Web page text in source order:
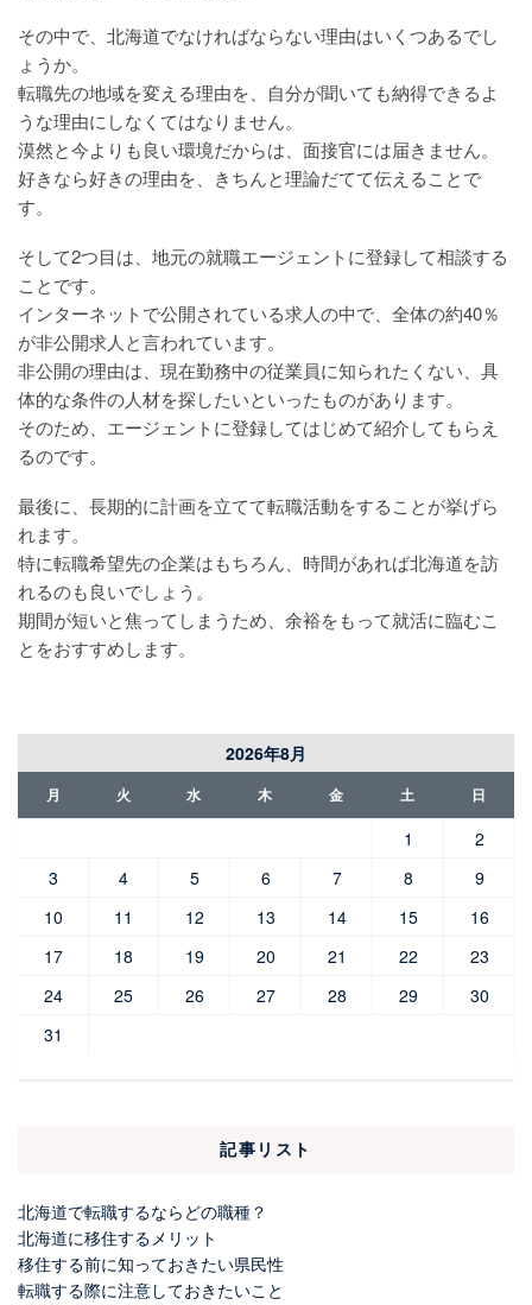
その中で、北海道でなければならない理由はいくつあるでし
ょうか。
転職先の地域を変える理由を、自分が聞いても納得できるよ
うな理由にしなくてはなりません。
漠然と今よりも良い環境だからは、面接官には届きません。
好きなら好きの理由を、きちんと理論だてて伝えることで
す。
そして2つ目は、地元の就職エージェントに登録して相談する
ことです。
インターネットで公開されている求人の中で、全体の約40％
が非公開求人と言われています。
非公開の理由は、現在勤務中の従業員に知られたくない、具
体的な条件の人材を探したいといったものがあります。
そのため、エージェントに登録してはじめて紹介してもらえ
るのです。
最後に、長期的に計画を立てて転職活動をすることが挙げら
れます。
特に転職希望先の企業はもちろん、時間があれば北海道を訪
れるのも良いでしょう。
期間が短いと焦ってしまうため、余裕をもって就活に臨むこ
とをおすすめします。
2026年8月
月 火 水 木 金 土 日
1
2
3
4 5 6 7 8
9
10
11 12 13 14 15
16
17
18 19 20 21 22
23
24
25 26 27 28 29
30
31
記事リスト
北海道で転職するならどの職種？
北海道に移住するメリット
移住する前に知っておきたい県民性
転職する際に注意しておきたいこと